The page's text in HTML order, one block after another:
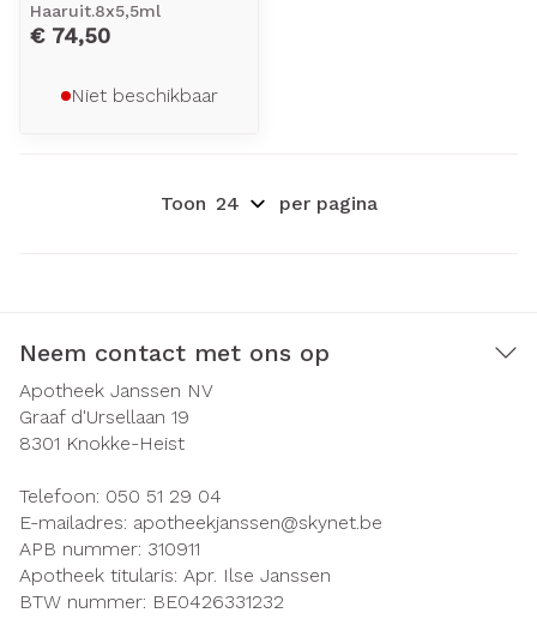
Haaruit.8x5,5ml
€ 74,50
Niet beschikbaar
Toon per pagina
Neem contact met ons op
Apotheek Janssen NV
Graaf d'Ursellaan 19
8301 Knokke-Heist
Telefoon: 050 51 29 04
E-mailadres: apotheekjanssen@skynet.be
APB nummer: 310911
Apotheek titularis: Apr. Ilse Janssen
BTW nummer: BE0426331232